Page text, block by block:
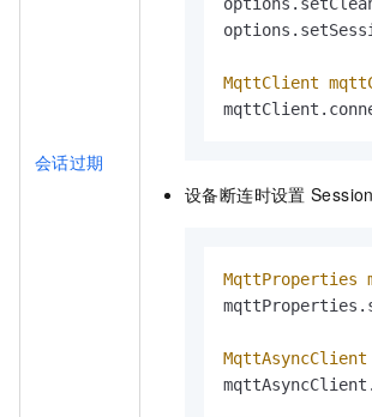
会话过期
MqttClient
设备断连时设置
MqttProperties
MqttAsyncClient